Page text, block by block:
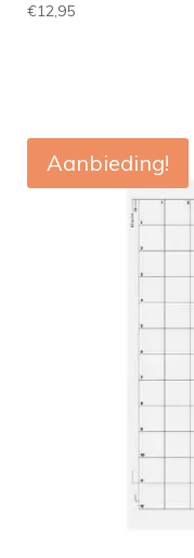
€12,95
Aanbieding!